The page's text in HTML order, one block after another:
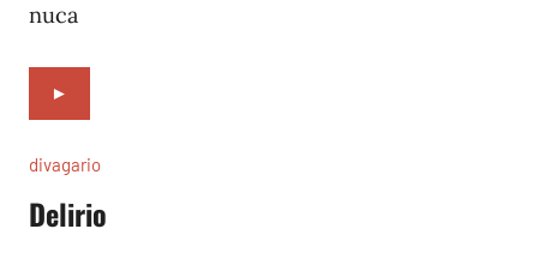
nuca
►
divagario
Delirio